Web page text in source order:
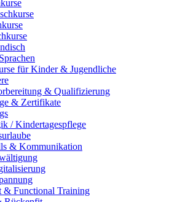
für Kinder & Jugendliche
& Qualifizierung
& Zertifikate
/ Kindertagespflege
& Kommunikation
& Functional Training